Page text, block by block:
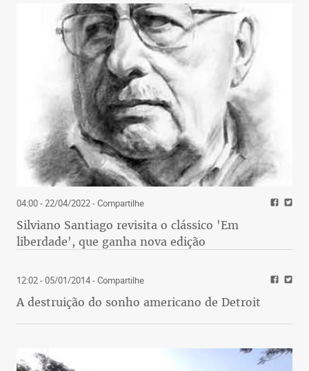
04:00 - 22/04/2022- Compartilhe
Silviano Santiago revisita o clássico 'Em
liberdade', que ganha nova edição
12:02 - 05/01/2014- Compartilhe
A destruição do sonho americano de Detroit